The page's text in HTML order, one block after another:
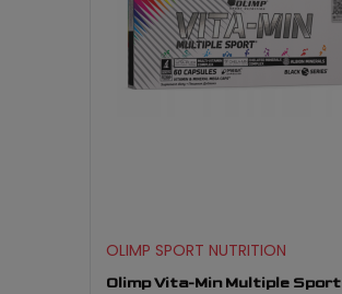
Olimp Vita-Min Multiple Sport
OLIMP SPORT NUTRITION